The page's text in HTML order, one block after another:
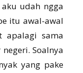
udah ngga
itu awal-awal
apalagi sama
Soalnya
yang pake